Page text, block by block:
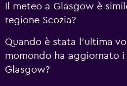
Il meteo a Glasgow è
regione Scozia?
Quando è stata l'ultima
momondo ha aggiornato i
Glasgow?